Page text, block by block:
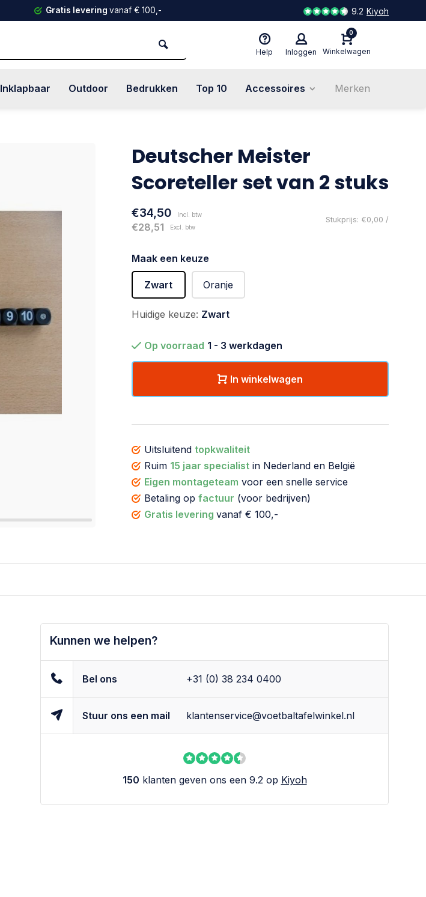
Gratis levering vanaf € 100,- 9.2 Kiyoh
Help Inloggen
0
Winkelwagen
Inklapbaar Outdoor Bedrukken Top 10 Accessoires Merken
Deutscher Meister
Scoreteller set van 2 stuks
€34,50 Incl. btw
€28,51 Excl. btw
Stukprijs: €0,00 /
Maak een keuze
Zwart Oranje
Huidige keuze: Zwart
Op voorraad 1 - 3 werkdagen
In winkelwagen
Uitsluitend topkwaliteit
Ruim 15 jaar specialist in Nederland en België
Eigen montageteam voor een snelle service
Betaling op factuur (voor bedrijven)
Gratis levering vanaf € 100,-
Kunnen we helpen?
Bel ons +31 (0) 38 234 0400
Stuur ons een mail klantenservice@voetbaltafelwinkel.nl
150 klanten geven ons een 9.2 op Kiyoh